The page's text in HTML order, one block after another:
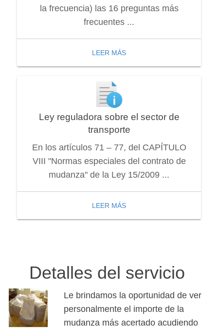
la frecuencia) las 16 preguntas más
frecuentes ...
LEER MÁS
Ley reguladora sobre el sector de
transporte
En los artículos 71 – 77, del CAPÍTULO
VIII "Normas especiales del contrato de
mudanza" de la Ley 15/2009 ...
LEER MÁS
Detalles del servicio
Le brindamos la oportunidad de ver
personalmente el importe de la
mudanza más acertado acudiendo